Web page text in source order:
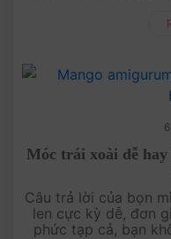
Móc trái xoài dễ
Câu trả lời của bọn
len cực kỳ dễ, đơn
phức tạp cả, bạn